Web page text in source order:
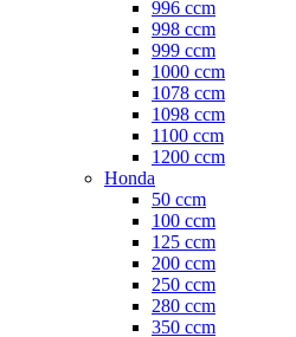
996 ccm
998 ccm
999 ccm
1000 ccm
1078 ccm
1098 ccm
1100 ccm
1200 ccm
Honda
50 ccm
100 ccm
125 ccm
200 ccm
250 ccm
280 ccm
350 ccm